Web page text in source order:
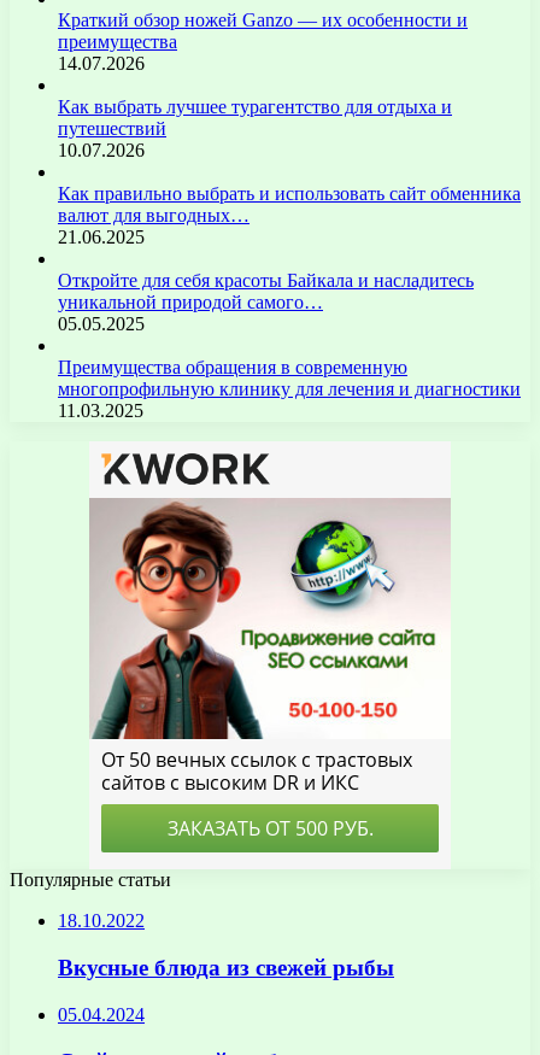
Краткий обзор ножей Ganzo — их особенности и
преимущества
14.07.2026
Как выбрать лучшее турагентство для отдыха и
путешествий
10.07.2026
Как правильно выбрать и использовать сайт обменника
валют для выгодных…
21.06.2025
Откройте для себя красоты Байкала и насладитесь
уникальной природой самого…
05.05.2025
Преимущества обращения в современную
многопрофильную клинику для лечения и диагностики
11.03.2025
Популярные статьи
18.10.2022
Вкусные блюда из свежей рыбы
05.04.2024